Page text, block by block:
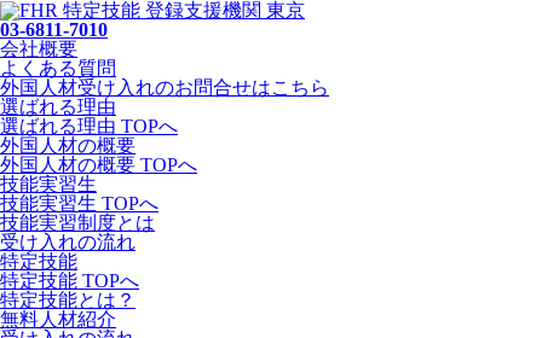
03-6811-7010
会社概要
よくある質問
外国人材受け入れのお問合せはこちら
選ばれる理由
選ばれる理由 TOPへ
外国人材の概要
外国人材の概要 TOPへ
技能実習生
技能実習生 TOPへ
技能実習制度とは
受け入れの流れ
特定技能
特定技能 TOPへ
特定技能とは？
無料人材紹介